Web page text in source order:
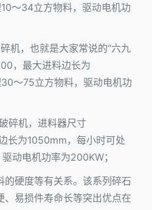
～34立方物料，驱动电机功
机，也就是大家常说的“六九
，最大进料边长为
～75立方物料，驱动电机功
碎机，进料器尺寸
长为1050mm，每小时可处
动电机功率为200KW；
的硬度等有关系。该系列碎石
、易损件寿命长等突出优点在